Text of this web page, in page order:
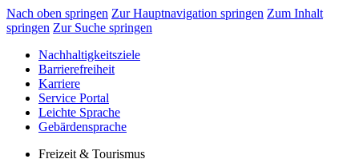
Nach oben springen Zur Hauptnavigation springen Zum Inhalt
springen Zur Suche springen
Nachhaltigkeitsziele
Barrierefreiheit
Karriere
Service Portal
Leichte Sprache
Gebärdensprache
Freizeit & Tourismus